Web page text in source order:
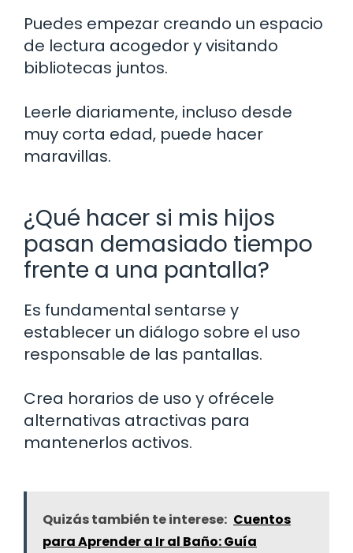
Puedes empezar creando un espacio
de lectura acogedor y visitando
bibliotecas juntos.
Leerle diariamente, incluso desde
muy corta edad, puede hacer
maravillas.
¿Qué hacer si mis hijos
pasan demasiado tiempo
frente a una pantalla?
Es fundamental sentarse y
establecer un diálogo sobre el uso
responsable de las pantallas.
Crea horarios de uso y ofrécele
alternativas atractivas para
mantenerlos activos.
Quizás también te interese: Cuentos
para Aprender a Ir al Baño: Guía